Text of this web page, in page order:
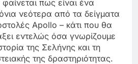
πως είναι ένα
νεότερα από τα δείγματα
Apollo – κάτι που θα
εντελώς όσα γνωρίζουμε
της Σελήνης και τη
της δραστηριότητας.